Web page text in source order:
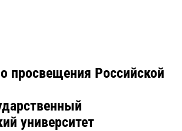
просвещения Российской
университет